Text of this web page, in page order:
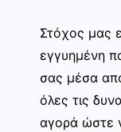
Στόχος μας
εγγυημένη
σας μέσα
όλες τις
αγορά ώστε